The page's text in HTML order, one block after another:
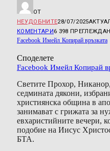
ОТ
НЕУДОБНИТЕ28/07/2025
КОМЕНТАРИ6 398
Facebook Имейл Копирай връзката
Споделете
Facebook Имейл Копирай
Светите Прохор,
седмината дякони,
християнска община в
занимават с грижата за
евхаристийните вечери,
подобие на Иисус
БТА.